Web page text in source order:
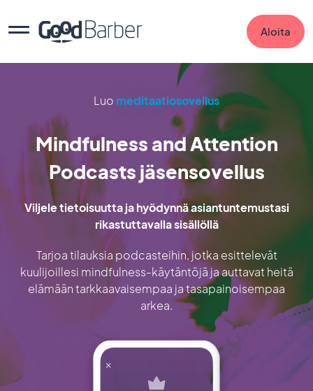
Aloita
Luo meditaatiosovellus
Mindfulness and Attention
Podcasts jäsensovellus
Viljele tietoisuutta ja hyödynnä asiantuntemustasi
rikastuttavalla sisällöllä
Tarjoa tilauksia podcasteihin, jotka esittelevät
kuulijoillesi mindfulness-käytäntöjä ja auttavat heitä
elämään tarkkaavaisempaa ja tasapainoisempaa
arkea.